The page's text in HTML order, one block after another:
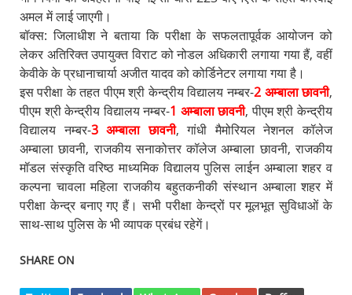
अमल में लाई जाएगी।
बॉक्स: जिलाधीश ने बताया कि परीक्षा के सफलतापूर्वक आयोजन को
लेकर अतिरिक्त उपायुक्त विराट को नोडल अधिकारी लगाया गया हैं, वहीं
केवीके के प्रधानाचार्या अजीत यादव को कोर्डिनेटर लगाया गया है।
इस परीक्षा के तहत पीएम श्री केन्द्रीय विद्यालय नम्बर-2 अम्बाला छावनी,
पीएम श्री केन्द्रीय विद्यालय नम्बर-1 अम्बाला छावनी, पीएम श्री केन्द्रीय
विद्यालय नम्बर-3 अम्बाला छावनी, गांधी मैमोरियल नेशनल कॉलेज
अम्बाला छावनी, राजकीय सनाकोत्तर कॉलेज अम्बाला छावनी, राजकीय
मॉडल संस्कृति वरिष्ठ माध्यमिक विद्यालय पुलिस लाईन अम्बाला शहर व
कल्पना चावला महिला राजकीय बहुतकनीकी संस्थान अम्बाला शहर में
परीक्षा केन्द्र बनाए गए हैं। सभी परीक्षा केन्द्रों पर मूलभूत सुविधाओं के
साथ-साथ पुलिस के भी व्यापक प्रबंध रहेगें।
SHARE ON